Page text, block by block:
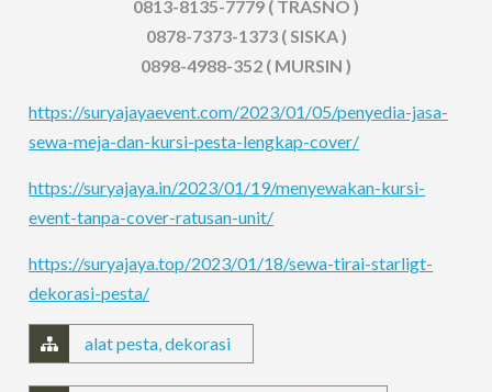
0813-8135-7779 ( TRASNO )
0878-7373-1373 ( SISKA )
0898-4988-352 ( MURSIN )
https://suryajayaevent.com/2023/01/05/penyedia-jasa-
sewa-meja-dan-kursi-pesta-lengkap-cover/
https://suryajaya.in/2023/01/19/menyewakan-kursi-
event-tanpa-cover-ratusan-unit/
https://suryajaya.top/2023/01/18/sewa-tirai-starligt-
dekorasi-pesta/
alat pesta,dekorasi